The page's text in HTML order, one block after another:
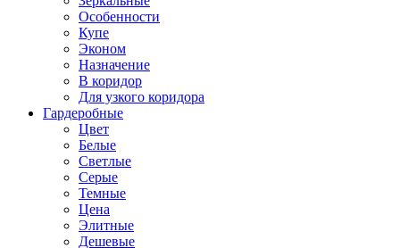
Особенности
Купе
Эконом
Назначение
В коридор
Для узкого коридора
Гардеробные
Цвет
Белые
Светлые
Серые
Темные
Цена
Элитные
Дешевые